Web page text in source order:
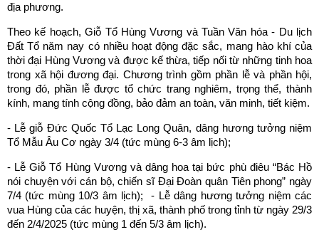
địa phương.
Theo kế hoạch, Giỗ Tổ Hùng Vương và Tuần Văn hóa - Du lịch
Đất Tổ năm nay có nhiều hoạt động đặc sắc, mang hào khí của
thời đại Hùng Vương và được kế thừa, tiếp nối từ những tinh hoa
trong xã hội đương đại. Chương trình gồm phần lễ và phần hội,
trong đó, phần lễ được tổ chức trang nghiêm, trọng thể, thành
kính, mang tính cộng đồng, bảo đảm an toàn, văn minh, tiết kiệm.
- Lễ giỗ Đức Quốc Tổ Lạc Long Quân, dâng hương tưởng niệm
Tổ Mẫu Âu Cơ ngày 3/4 (tức mùng 6-3 âm lịch);
- Lễ Giỗ Tổ Hùng Vương và dâng hoa tại bức phù điêu “Bác Hồ
nói chuyện với cán bộ, chiến sĩ Đại Đoàn quân Tiên phong” ngày
7/4 (tức mùng 10/3 âm lịch); - Lễ dâng hương tưởng niệm các
vua Hùng của các huyện, thị xã, thành phố trong tỉnh từ ngày 29/3
đến 2/4/2025 (tức mùng 1 đến 5/3 âm lịch).